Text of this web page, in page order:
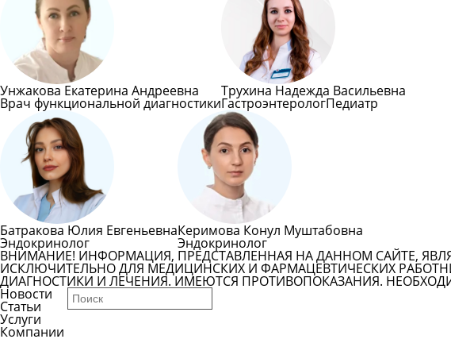
Унжакова Екатерина Андреевна
Врач функциональной диагностики
Трухина Надежда Васильевна
ГастроэнтерологПедиатр
Батракова Юлия Евгеньевна
Эндокринолог
Керимова Конул Муштабовна
Эндокринолог
ВНИМАНИЕ! ИНФОРМАЦИЯ, ПРЕДСТАВЛЕННАЯ НА ДАННОМ САЙТЕ,
ИСКЛЮЧИТЕЛЬНО ДЛЯ МЕДИЦИНСКИХ И ФАРМАЦЕВТИЧЕСКИХ
ДИАГНОСТИКИ И ЛЕЧЕНИЯ. ИМЕЮТСЯ ПРОТИВОПОКАЗАНИЯ.
Новости
Статьи
Услуги
Компании